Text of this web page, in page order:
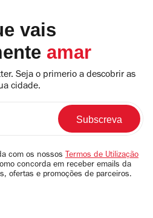
vais
amar
Seja o primerio a descobrir as
cidade.
com os nossos Termos de Utilização
concorda em receber emails da
ofertas e promoções de parceiros.